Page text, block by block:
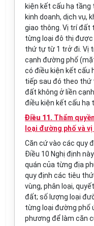
kiện kết cấu hạ tầng
kinh doanh, dịch vụ,
giao thông. Vị trí đất
từng loại đô thị được
thứ tự từ 1 trở đi. Vị
cạnh đường phố
có điều kiện kết cấu
tiếp sau đó theo thứ
đất không ở liền
điều kiện kết cấu hạ
Điều 11. Thẩm
loại đường phố và
Căn cứ vào các quy
Điều 10 Nghị định
quán của từng địa
quy định các tiêu
vùng, phân loại,
đất; số lượng loại
từng loại đường phố
phương để làm căn